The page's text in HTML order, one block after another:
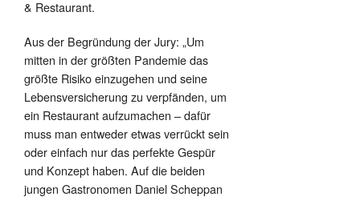
& Restaurant.
Aus der Begründung der Jury: „Um
mitten in der größten Pandemie das
größte Risiko einzugehen und seine
Lebensversicherung zu verpfänden, um
ein Restaurant aufzumachen – dafür
muss man entweder etwas verrückt sein
oder einfach nur das perfekte Gespür
und Konzept haben. Auf die beiden
jungen Gastronomen Daniel Scheppan